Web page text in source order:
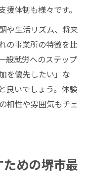
体制も様々です。
や生活リズム、将来
の事業所の特徴を比
般就労へのステップ
を優先したい」な
良いでしょう。体験
相性や雰囲気もチェ
めの堺市最